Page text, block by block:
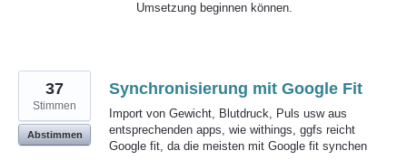
Umsetzung beginnen können.
Synchronisierung mit Google Fit
Import von Gewicht, Blutdruck, Puls usw aus
entsprechenden apps, wie withings, ggfs reicht
Google fit, da die meisten mit Google fit synchen
37
Stimmen
Abstimmen